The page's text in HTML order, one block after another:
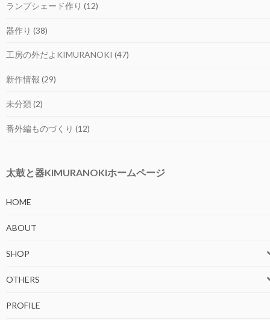
ランプシェード作り (12)
器作り (38)
工房の外だよKIMURANOKI (47)
新作情報 (29)
未分類(2)
番外編ものづくり (12)
太鼓と器KIMURANOKIホームページ
HOME
ABOUT
SHOP
OTHERS
PROFILE